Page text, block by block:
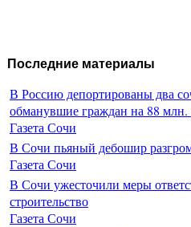
Последние материалы
В Россию депортированы два
обманувшие граждан на 88 млн.
Газета Сочи
В Сочи пьяный дебошир
Газета Сочи
В Сочи ужесточили меры
строительство
Газета Сочи